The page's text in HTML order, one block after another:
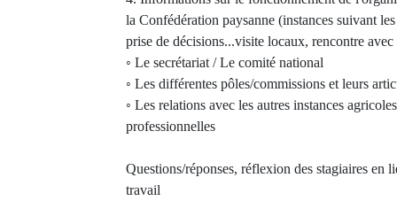
la Confédération paysanne (instances suivant
prise de décisions...visite locaux, rencontre avec
◦ Le secrétariat / Le comité national
◦ Les différentes pôles/commissions et leurs
◦ Les relations avec les autres instances
professionnelles
Questions/réponses, réflexion des stagiaires en
travail